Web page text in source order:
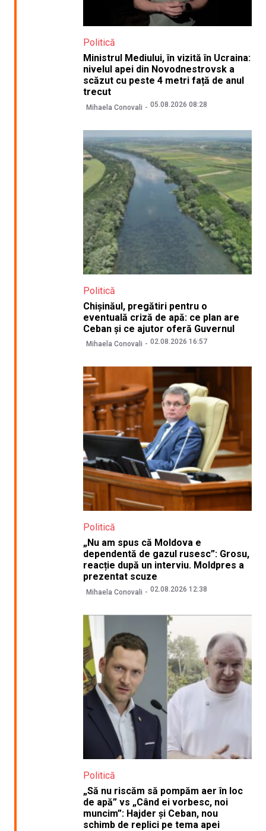
Politică
Ministrul Mediului, în vizită în Ucraina:
nivelul apei din Novodnestrovsk a
scăzut cu peste 4 metri față de anul
trecut
Mihaela Conovali 05.08.2026 08:28
Politică
Chișinăul, pregătiri pentru o
eventuală criză de apă: ce plan are
Ceban și ce ajutor oferă Guvernul
Mihaela Conovali 02.08.2026 16:57
Politică
„Nu am spus că Moldova e
dependentă de gazul rusesc”: Grosu,
reacție după un interviu. Moldpres a
prezentat scuze
Mihaela Conovali 02.08.2026 12:38
Politică
„Să nu riscăm să pompăm aer în loc
de apă” vs „Când ei vorbesc, noi
muncim”: Hajder și Ceban, nou
schimb de replici pe tema apei